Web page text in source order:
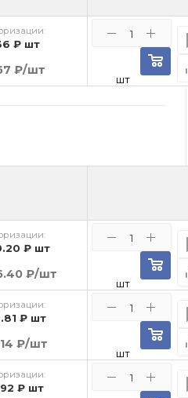
₽ шт
₽/шт
шт
₽ шт
₽/шт
шт
₽ шт
₽/шт
шт
₽ шт